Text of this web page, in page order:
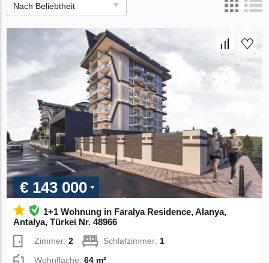
Nach Beliebtheit
€ 143 000
1+1 Wohnung in Faralya Residence, Alanya,
Antalya, Türkei Nr. 48966
Zimmer:2 Schlafzimmer:1
Wohnfläche:64 m²